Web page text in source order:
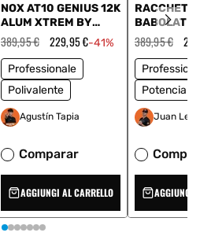
NOX AT10 GENIUS 12K
ALUM XTREM BY
AGUSTIN TAPIA 2026
Prezzo
regolare
389,95 € Prezzo
scontato
229,95 €-41%
Professionale
Polivalente
Agustín Tapia
Comparar
AGGIUNGI AL CARRELLO
BABOLAT
JUAN
150187 100
Prezzo
regolare
389,95 €
Potencia
Juan
AGGIUNGI